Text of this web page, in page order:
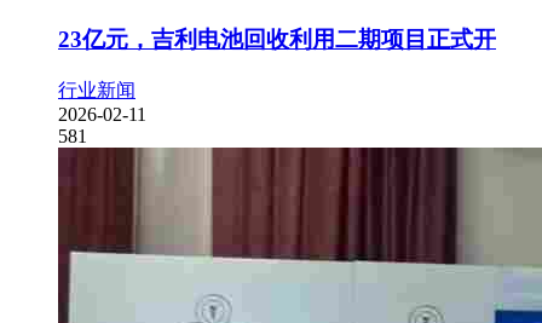
23亿元，吉利电池回收利用二期项目正式开
行业新闻
2026-02-11
581